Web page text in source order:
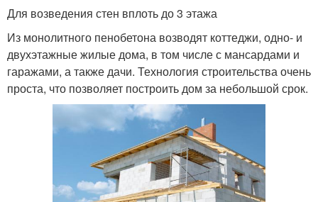
Для возведения стен вплоть до 3 этажа
Из монолитного пенобетона возводят коттеджи, одно- и
двухэтажные жилые дома, в том числе с мансардами и
гаражами, а также дачи. Технология строительства очень
проста, что позволяет построить дом за небольшой срок.